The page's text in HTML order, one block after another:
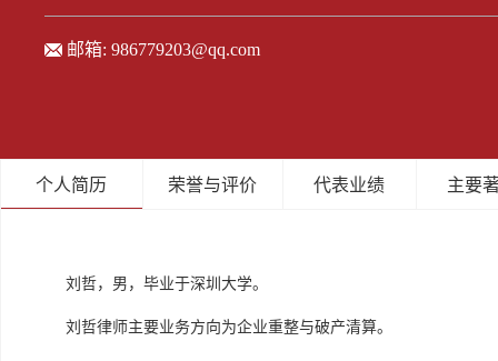
邮箱: 986779203@qq.com
个人简历 荣誉与评价 代表业绩 主要
刘哲，男，毕业于深圳大学。
刘哲律师主要业务方向为企业重整与破产清算。